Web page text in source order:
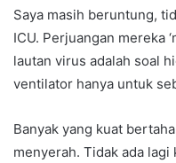
Saya masih beruntung,
ICU. Perjuangan mereka
lautan virus adalah soal
ventilator hanya untuk
Banyak yang kuat
menyerah. Tidak ada